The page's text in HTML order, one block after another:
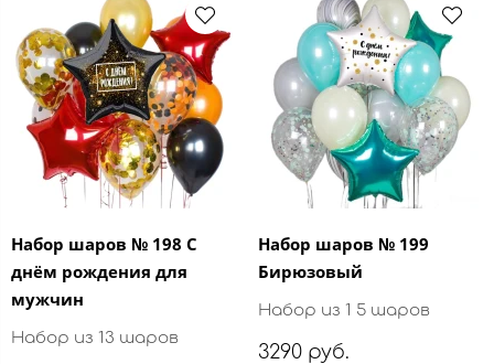
Набор шаров № 198 С
днём рождения для
мужчин
Набор из 13 шаров
Набор шаров № 199
Бирюзовый
Набор из 1 5 шаров
3290 руб.